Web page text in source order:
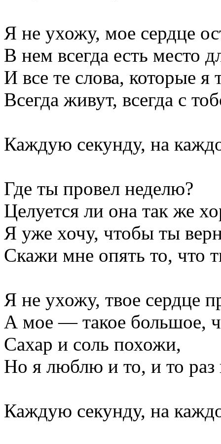
Я не ухожу, мое сердце
В нем всегда есть место
И все те слова, которые я
Всегда живут, всегда с
Каждую секунду, на
Где ты провел неделю?
Целуется ли она так же
Я уже хочу, чтобы ты
Скажи мне опять то, что
Я не ухожу, твое сердце
А мое — такое большое,
Сахар и соль похожи,
Но я люблю и то, и то раз
Каждую секунду, на